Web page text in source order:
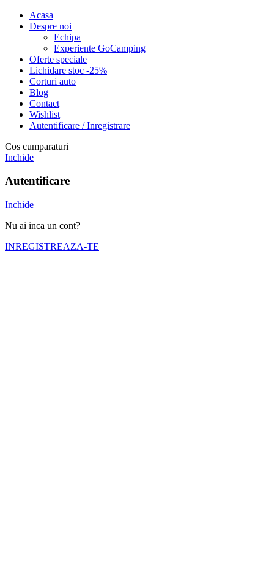
Acasa
Despre noi
Echipa
Experiente GoCamping
Oferte speciale
Lichidare stoc -25%
Corturi auto
Blog
Contact
Wishlist
Autentificare / Inregistrare
Cos cumparaturi
Inchide
Autentificare
Inchide
Nu ai inca un cont?
INREGISTREAZA-TE